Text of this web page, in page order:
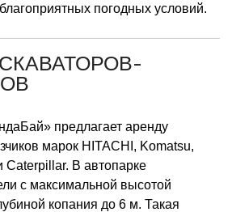
погодных условий.
предлагает аренду
марок HITACHI, Komatsu,
Caterpillar. В автопарке
с максимальной высотой
копания до 6 м. Такая